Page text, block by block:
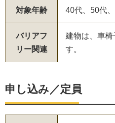
対象年齢 40代、50代
バリアフ
リー関連
建物は、車椅
す。
申し込み／定員